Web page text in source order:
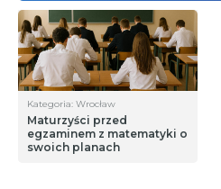
Kategoria: Wrocław
Maturzyści przed
egzaminem z matematyki o
swoich planach